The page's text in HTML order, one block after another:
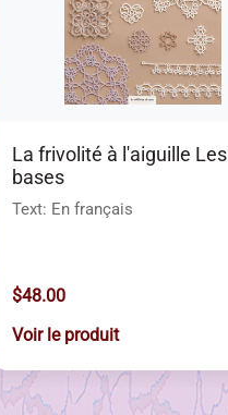
La frivolité à l'aiguille Les
bases
Text: En français
$48.00
Voir le produit